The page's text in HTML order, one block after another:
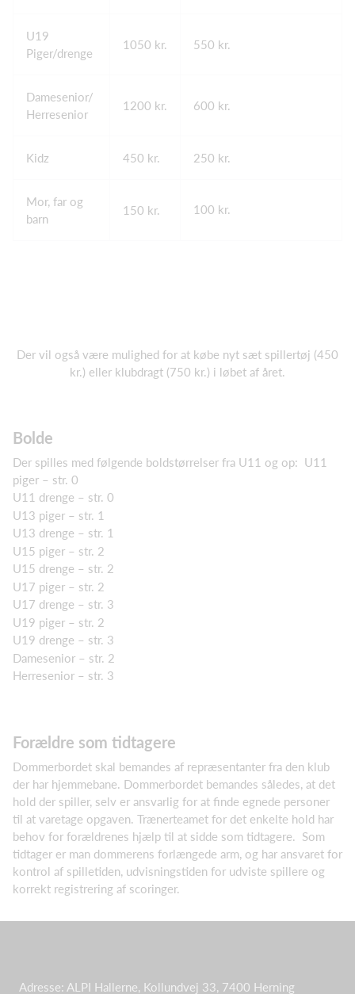
U19
Piger/drenge
1050 kr. 550 kr.
Damesenior/
Herresenior
1200 kr. 600 kr.
Kidz 450 kr. 250 kr.
Mor, far og
barn
150 kr. 100 kr.
Der vil også være mulighed for at købe nyt sæt spillertøj (450
kr.) eller klubdragt (750 kr.) i løbet af året.
Bolde
Der spilles med følgende boldstørrelser fra U11 og op: U11
piger – str. 0
U11 drenge – str. 0
U13 piger – str. 1
U13 drenge – str. 1
U15 piger – str. 2
U15 drenge – str. 2
U17 piger – str. 2
U17 drenge – str. 3
U19 piger – str. 2
U19 drenge – str. 3
Damesenior – str. 2
Herresenior – str. 3
Forældre som tidtagere
Dommerbordet skal bemandes af repræsentanter fra den klub
der har hjemmebane. Dommerbordet bemandes således, at det
hold der spiller, selv er ansvarlig for at finde egnede personer
til at varetage opgaven. Trænerteamet for det enkelte hold har
behov for forældrenes hjælp til at sidde som tidtagere. Som
tidtager er man dommerens forlængede arm, og har ansvaret for
kontrol af spilletiden, udvisningstiden for udviste spillere og
korrekt registrering af scoringer.
Adresse: ALPI Hallerne, Kollundvej 33, 7400 Herning